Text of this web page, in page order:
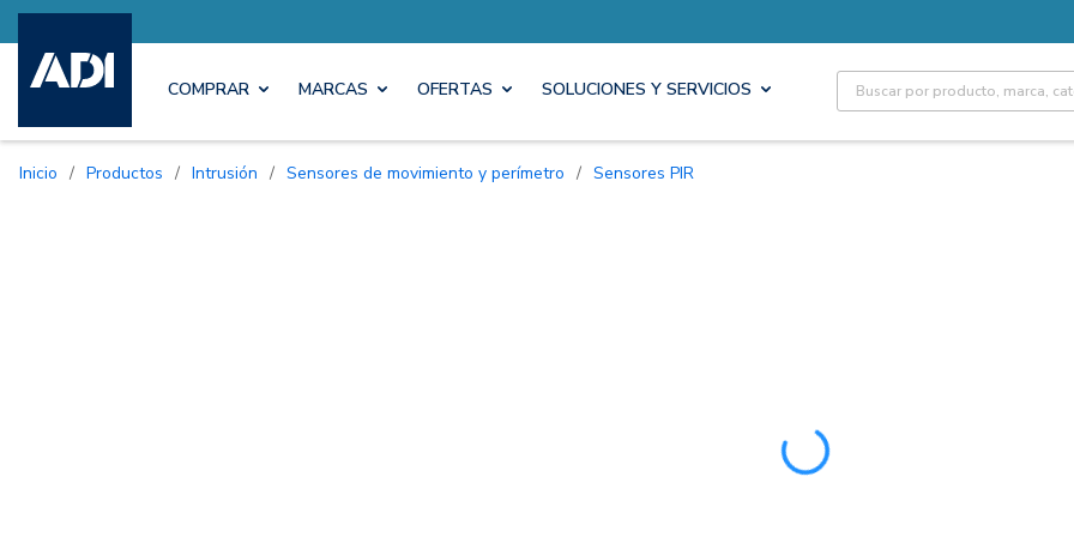
COMPRAR MARCAS OFERTAS SOLUCIONES Y SERVICIOS Site Search
Inicio / Productos / Intrusión / Sensores de movimiento y perímetro / Sensores PIR